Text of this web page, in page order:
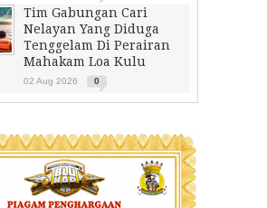
Tim Gabungan Cari
Nelayan Yang Diduga
Tenggelam Di Perairan
Mahakam Loa Kulu
02 Aug 2026 0